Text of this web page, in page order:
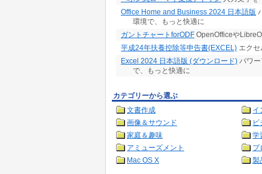
Office Home and Business 2024 日本語版
環境で、もっと快適に
ガントチャートforODF OpenOfficeや
平成24年扶養控除等申告書(EXCEL) エク
Excel 2024 日本語版 (ダウンロード) パワ
で、もっと快適に
カテゴリーから選ぶ
文書作成
イ
画像＆サウンド
ビ
家庭＆趣味
学
アミューズメント
プ
Mac OS X
製